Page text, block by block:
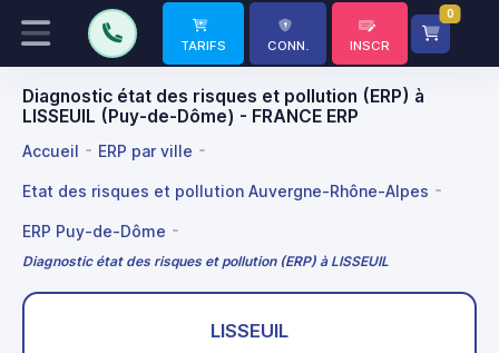
TARIFS CONN. INSCR
0
Diagnostic état des risques et pollution (ERP) à
LISSEUIL (Puy-de-Dôme) - FRANCE ERP
Accueil ERP par ville
Etat des risques et pollution Auvergne-Rhône-Alpes
ERP Puy-de-Dôme
Diagnostic état des risques et pollution (ERP) à LISSEUIL
LISSEUIL